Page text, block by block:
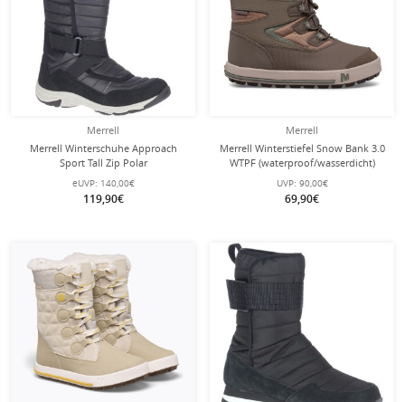
Merrell
Merrell Winterschuhe Approach
Sport Tall Zip Polar
Waterproof/wasserdicht schwarz
Damen
eUVP: 140,00€
119,90€
Merrell
Merrell Winterstiefel Snow Bank 3.0
WTPF (waterproof/wasserdicht)
dunkelbraun Kinder
UVP: 90,00€
69,90€